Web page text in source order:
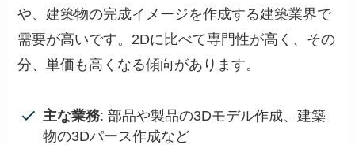
や、建築物の完成イメージを作成する建築業界で
需要が高いです。2Dに比べて専門性が高く、その
分、単価も高くなる傾向があります。
主な業務: 部品や製品の3Dモデル作成、建築
物の3Dパース作成など